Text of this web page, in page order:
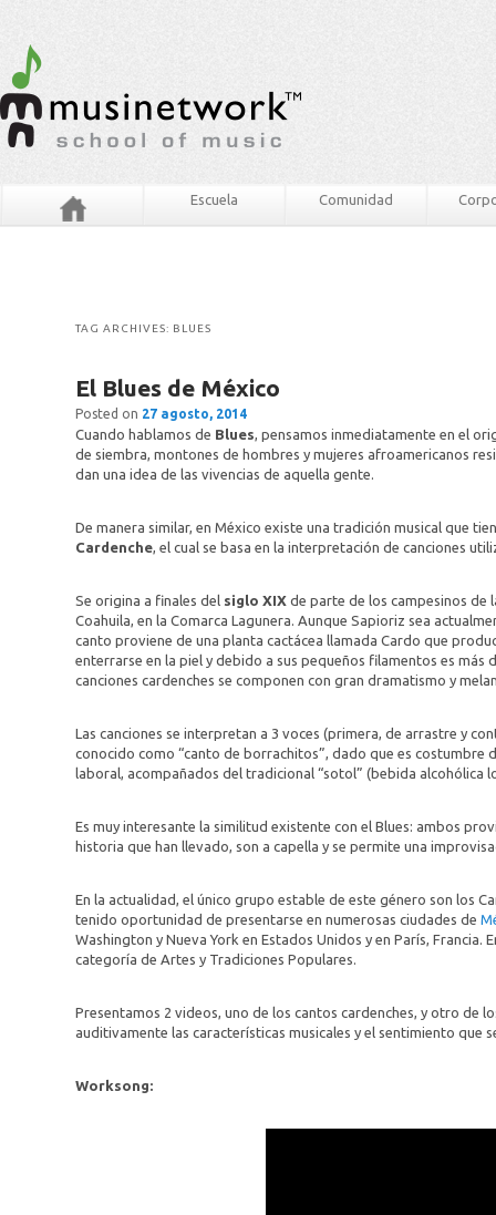
Escuela Comunidad
TAG ARCHIVES: BLUES
El Blues de México
Posted on 27 agosto, 2014
Cuando hablamos de Blues, pensamos inmediatamente en el
de siembra, montones de hombres y mujeres afroamericanos
dan una idea de las vivencias de aquella gente.
De manera similar, en México existe una tradición musical que
Cardenche, el cual se basa en la interpretación de canciones
Se origina a finales del siglo XIX de parte de los campesinos de
Coahuila, en la Comarca Lagunera. Aunque Sapioriz sea
canto proviene de una planta cactácea llamada Cardo que
enterrarse en la piel y debido a sus pequeños filamentos es
canciones cardenches se componen con gran dramatismo y
Las canciones se interpretan a 3 voces (primera, de arrastre y
conocido como “canto de borrachitos”, dado que es costumbre
laboral, acompañados del tradicional “sotol” (bebida alcohólica
Es muy interesante la similitud existente con el Blues: ambos
historia que han llevado, son a capella y se permite una
En la actualidad, el único grupo estable de este género son los
tenido oportunidad de presentarse en numerosas ciudades de
Washington y Nueva York en Estados Unidos y en París, Francia.
categoría de Artes y Tradiciones Populares.
Presentamos 2 videos, uno de los cantos cardenches, y otro de
auditivamente las características musicales y el sentimiento que
Worksong: